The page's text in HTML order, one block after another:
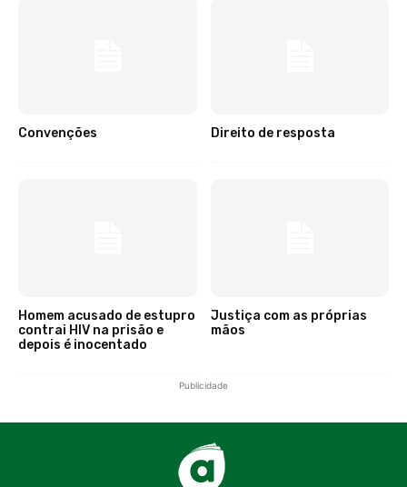
Convenções Direito de resposta
Homem acusado de estupro
contrai HIV na prisão e
depois é inocentado
Justiça com as próprias
mãos
Publicidade